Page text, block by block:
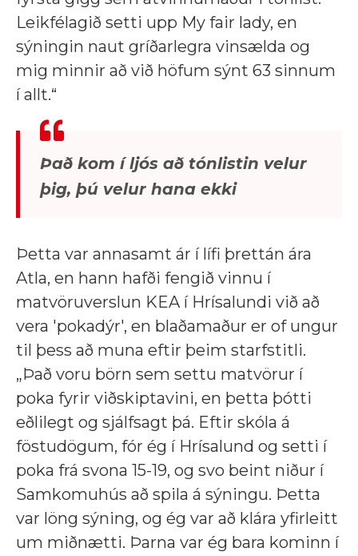
Leikfélagið setti upp My fair lady, en
sýningin naut gríðarlegra vinsælda og
mig minnir að við höfum sýnt 63 sinnum
í allt.“
Það kom í ljós að tónlistin velur
þig, þú velur hana ekki
Þetta var annasamt ár í lífi þrettán ára
Atla, en hann hafði fengið vinnu í
matvöruverslun KEA í Hrísalundi við að
vera 'pokadýr', en blaðamaður er of ungur
til þess að muna eftir þeim starfstitli.
„Það voru börn sem settu matvörur í
poka fyrir viðskiptavini, en þetta þótti
eðlilegt og sjálfsagt þá. Eftir skóla á
föstudögum, fór ég í Hrísalund og setti í
poka frá svona 15-19, og svo beint niður í
Samkomuhús að spila á sýningu. Þetta
var löng sýning, og ég var að klára yfirleitt
um miðnætti. Þarna var ég bara kominn í